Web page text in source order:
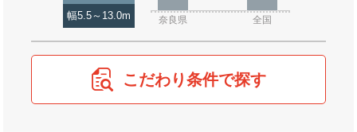
幅5.5～13.0m 奈良県 全国
こだわり条件で探す